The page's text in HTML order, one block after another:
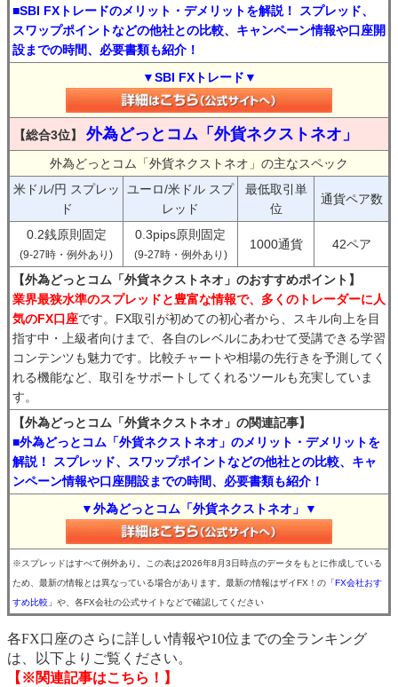
■SBI FXトレードのメリット・デメリットを解説！ スプレッド、
スワップポイントなどの他社との比較、キャンペーン情報や口座開
設までの時間、必要書類も紹介！
▼SBI FXトレード▼
【総合3位】 外為どっとコム「外貨ネクストネオ」
外為どっとコム「外貨ネクストネオ」の主なスペック
米ドル/円 スプレッ
ド
ユーロ/米ドル スプ
レッド
最低取引単
位
通貨ペア数
0.2銭原則固定
(9-27時・例外あり)
0.3pips原則固定
(9-27時・例外あり)
1000通貨 42ペア
【外為どっとコム「外貨ネクストネオ」のおすすめポイント】
業界最狭水準のスプレッドと豊富な情報で、多くのトレーダーに人
気のFX口座です。FX取引が初めての初心者から、スキル向上を目
指す中・上級者向けまで、各自のレベルにあわせて受講できる学習
コンテンツも魅力です。比較チャートや相場の先行きを予測してく
れる機能など、取引をサポートしてくれるツールも充実していま
す。
【外為どっとコム「外貨ネクストネオ」の関連記事】
■外為どっとコム「外貨ネクストネオ」のメリット・デメリットを
解説！ スプレッド、スワップポイントなどの他社との比較、キャ
ンペーン情報や口座開設までの時間、必要書類も紹介！
▼外為どっとコム「外貨ネクストネオ」▼
※スプレッドはすべて例外あり。この表は2026年8月3日時点のデータをもとに作成している
ため、最新の情報とは異なっている場合があります。最新の情報はザイFX！の 「FX会社おす
すめ比較」 や、各FX会社の公式サイトなどで確認してください
各FX口座のさらに詳しい情報や10位までの全ランキング
は、以下よりご覧ください。
【※関連記事はこちら！】